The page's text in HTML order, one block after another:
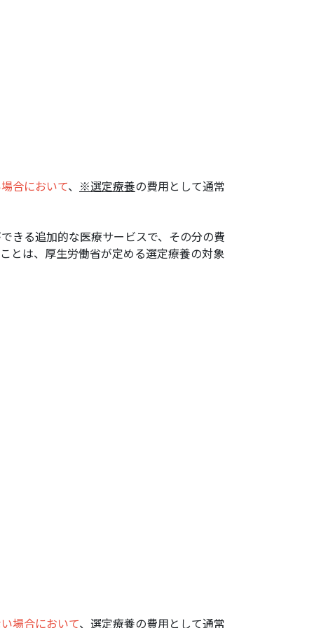
合において、 ※選定療養の費用として通常
きる追加的な医療サービスで、その分の費
とは、厚生労働省が定める選定療養の対象
場合において、選定療養の費用として通常